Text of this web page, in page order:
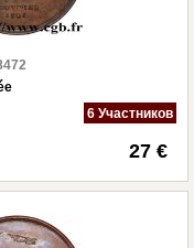
6 Участников
27 €